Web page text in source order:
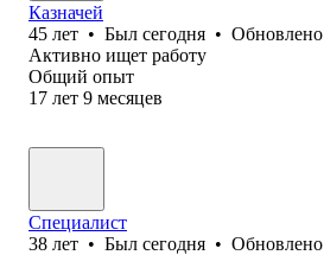
Казначей
45 лет • Был сегодня • Обновлено
Активно ищет работу
Общий опыт
17 лет 9 месяцев
Специалист
38 лет • Был сегодня • Обновлено